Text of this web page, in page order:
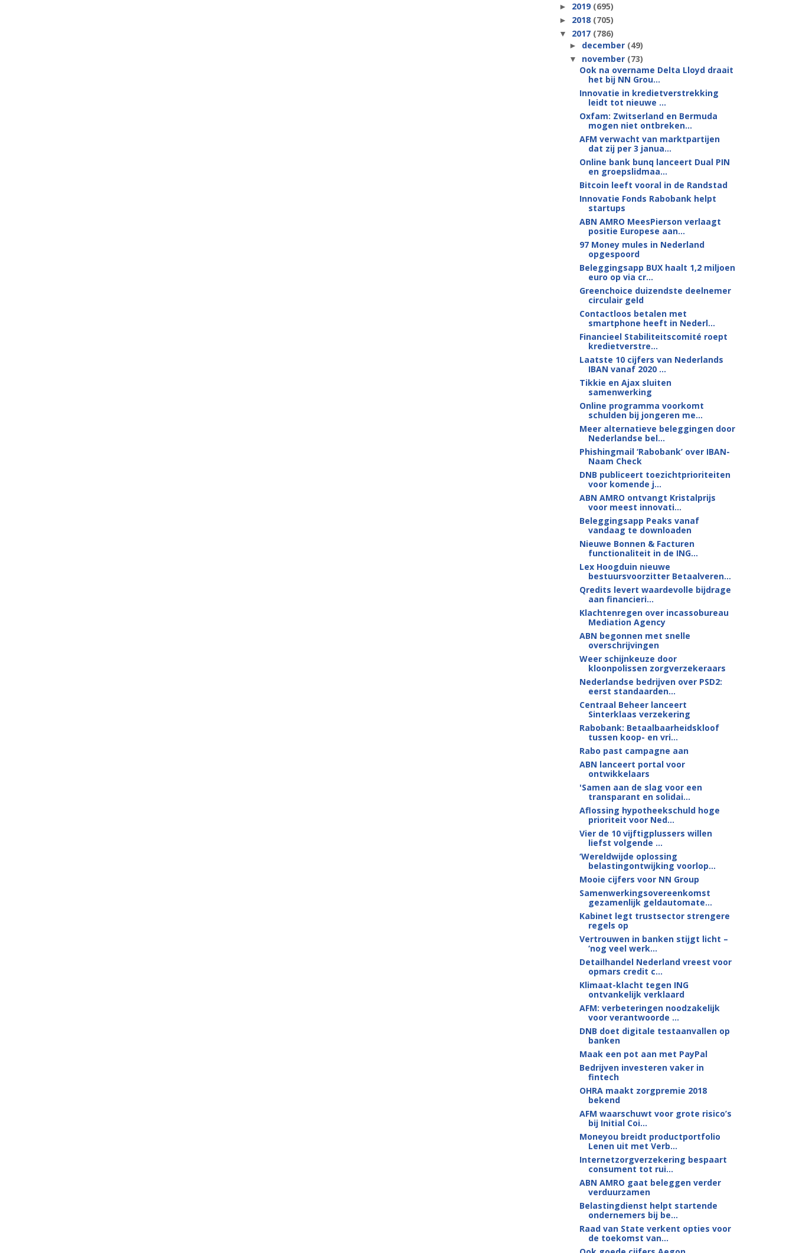
► 2019 (695)
► 2018 (705)
▼ 2017 (786)
► december (49)
▼ november (73)
Ook na overname Delta Lloyd draait
het bij NN Grou...
Innovatie in kredietverstrekking
leidt tot nieuwe ...
Oxfam: Zwitserland en Bermuda
mogen niet ontbreken...
AFM verwacht van marktpartijen
dat zij per 3 janua...
Online bank bunq lanceert Dual PIN
en groepslidmaa...
Bitcoin leeft vooral in de Randstad
Innovatie Fonds Rabobank helpt
startups
ABN AMRO MeesPierson verlaagt
positie Europese aan...
97 Money mules in Nederland
opgespoord
Beleggingsapp BUX haalt 1,2 miljoen
euro op via cr...
Greenchoice duizendste deelnemer
circulair geld
Contactloos betalen met
smartphone heeft in Nederl...
Financieel Stabiliteitscomité roept
kredietverstre...
Laatste 10 cijfers van Nederlands
IBAN vanaf 2020 ...
Tikkie en Ajax sluiten
samenwerking
Online programma voorkomt
schulden bij jongeren me...
Meer alternatieve beleggingen door
Nederlandse bel...
Phishingmail ‘Rabobank’ over IBAN-
Naam Check
DNB publiceert toezichtprioriteiten
voor komende j...
ABN AMRO ontvangt Kristalprijs
voor meest innovati...
Beleggingsapp Peaks vanaf
vandaag te downloaden
Nieuwe Bonnen & Facturen
functionaliteit in de ING...
Lex Hoogduin nieuwe
bestuursvoorzitter Betaalveren...
Qredits levert waardevolle bijdrage
aan financieri...
Klachtenregen over incassobureau
Mediation Agency
ABN begonnen met snelle
overschrijvingen
Weer schijnkeuze door
kloonpolissen zorgverzekeraars
Nederlandse bedrijven over PSD2:
eerst standaarden...
Centraal Beheer lanceert
Sinterklaas verzekering
Rabobank: Betaalbaarheidskloof
tussen koop- en vri...
Rabo past campagne aan
ABN lanceert portal voor
ontwikkelaars
'Samen aan de slag voor een
transparant en solidai...
Aflossing hypotheekschuld hoge
prioriteit voor Ned...
Vier de 10 vijftigplussers willen
liefst volgende ...
‘Wereldwijde oplossing
belastingontwijking voorlop...
Mooie cijfers voor NN Group
Samenwerkingsovereenkomst
gezamenlijk geldautomate...
Kabinet legt trustsector strengere
regels op
Vertrouwen in banken stijgt licht –
‘nog veel werk...
Detailhandel Nederland vreest voor
opmars credit c...
Klimaat-klacht tegen ING
ontvankelijk verklaard
AFM: verbeteringen noodzakelijk
voor verantwoorde ...
DNB doet digitale testaanvallen op
banken
Maak een pot aan met PayPal
Bedrijven investeren vaker in
fintech
OHRA maakt zorgpremie 2018
bekend
AFM waarschuwt voor grote risico’s
bij Initial Coi...
Moneyou breidt productportfolio
Lenen uit met Verb...
Internetzorgverzekering bespaart
consument tot rui...
ABN AMRO gaat beleggen verder
verduurzamen
Belastingdienst helpt startende
ondernemers bij be...
Raad van State verkent opties voor
de toekomst van...